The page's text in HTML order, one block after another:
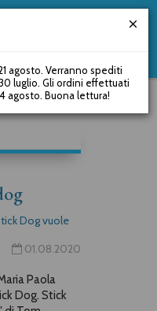
Dog vuole
01.08.2020
Paola
Dog. Stick
agosto. Verranno spediti
luglio. Gli ordini effettuati
agosto. Buona lettura!